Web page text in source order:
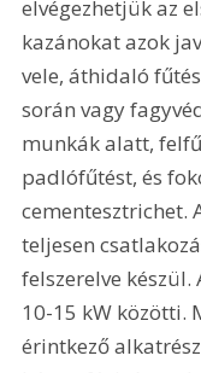
elvégezhetjük az
kazánokat azok
vele, áthidaló
során vagy
munkák alatt,
padlófűtést, és
cementesztrichet.
teljesen
felszerelve
10-15 kW közötti.
érintkező